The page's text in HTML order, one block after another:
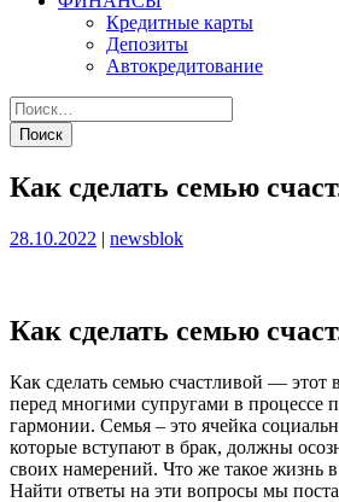
Кредитные карты
Депозиты
Автокредитование
Как сделать семью
Опубликовано
28.10.2022 | Опубликовано
newsblok
Как сделать семью
Как сделать семью счастливой — этот
перед многими супругами в процессе
гармонии. Семья – это ячейка
которые вступают в брак, должны
своих намерений. Что же такое жизнь
Найти ответы на эти вопросы мы